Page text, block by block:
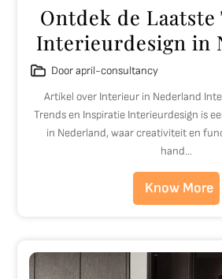
Ontdek de
Interieurdesign in
Door april-consultancy
Artikel over Interieur in Nederland
Trends en Inspiratie Interieurdesign is
in Nederland, waar creativiteit en
hand…
Know More